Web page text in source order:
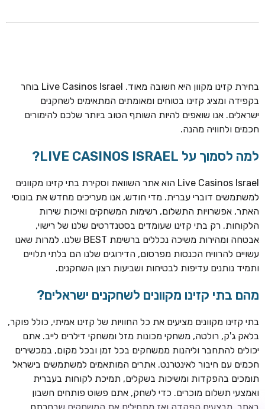
ROYSPINS
MEGAPARI
בונוס קבלת פנים: עד 125% בונוס עד €450 + 250 ספינים חינם
חבילת קבלת פנים: עד 280% בונוס עד €2,200 + 230 ספינים
בחירת קזינו מקוון היא חשובה מאוד. Live Casinos Israel בוחר
בקפידה ומציג קזינו בטוחים ומאומתים המתאימים לשחקנים
ישראלים. אנו שואפים להיות השותף הטוב ביותר שלכם להימורים
חכמים ולחוויה מהנה.
למה לסמוך על LIVE CASINOS ISRAEL?
Live Casinos Israel הוא אתר השוואת וסקירת בתי קזינו מקוונים
למשתמשים דוברי עברית. מדי חודש, אנו מעריכים מחדש את בונוסי
האתר, אפשרויות התשלום, רשימות המשחקים ואיכות שירות
הלקוחות. רק בתי קזינו שעומדים בסטנדרטים שלנו של רישוי,
אבטחה ומהירות משיכה נכללים ברשימת BEST שלנו. למרות שאנו
עשויים להרוויח הכנסות מפרסום, הדירוגים שלנו הם בלתי תלויים
ותמיד נותנים עדיפות לבטיחות ושביעות רצון השחקנים.
מהם בתי קזינו מקוונים לשחקנים ישראלים?
בתי קזינו מקוונים מציעים את כל החוויות של קזינו אמיתי, כולל פוקר,
בלאק ג'ק, רולטה, משחקי מכונות מזל ומשחקי דילרים לייב. אתם
יכולים להתחבר וליהנות ממשחקים בכל זמן ובכל מקום, במכשירים
חכמים עם חיבור לאינטרנט. אתרים המותאמים למשתמשים בישראל
תומכים בהפקדות ומשיכות בשקלים, תמיכת לקוחות בעברית
ואמצעי תשלום מוכרים. כדי לשחק, אתם פשוט פותחים חשבון